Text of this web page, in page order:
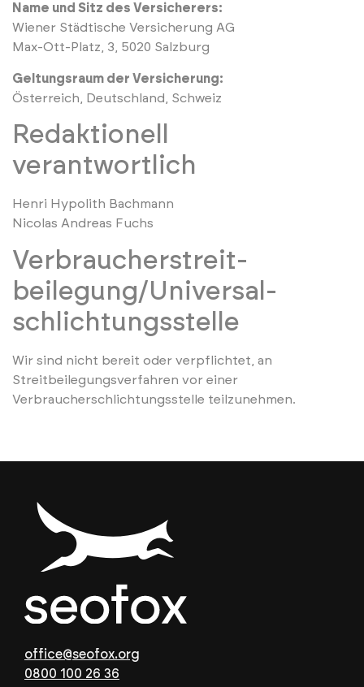
Name und Sitz des Versicherers:
Wiener Städtische Versicherung AG
Max-Ott-Platz, 3, 5020 Salzburg
Geltungsraum der Versicherung:
Österreich, Deutschland, Schweiz
Redaktionell
verantwortlich
Henri Hypolith Bachmann
Nicolas Andreas Fuchs
Verbraucher­streit­
beilegung/Universal­
schlichtungs­stelle
Wir sind nicht bereit oder verpflichtet, an
Streitbeilegungsverfahren vor einer
Verbraucherschlichtungsstelle teilzunehmen.
office@seofox.org
0800 100 26 36